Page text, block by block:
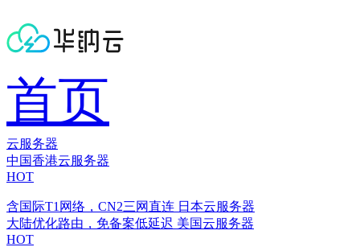
首页
云服务器
中国香港云服务器
HOT
含国际T1网络，CN2三网直连 日本云服务器
大陆优化路由，免备案低延迟 美国云服务器
HOT